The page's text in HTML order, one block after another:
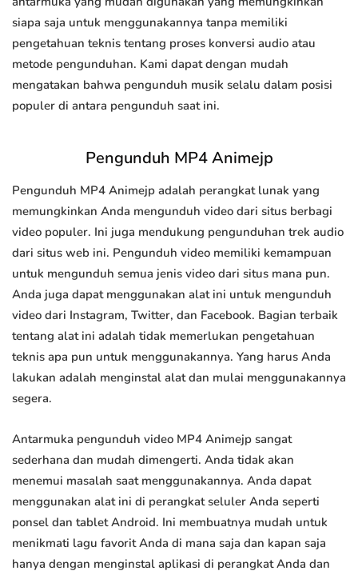
siapa saja untuk menggunakannya tanpa memiliki
pengetahuan teknis tentang proses konversi audio atau
metode pengunduhan. Kami dapat dengan mudah
mengatakan bahwa pengunduh musik selalu dalam posisi
populer di antara pengunduh saat ini.
Pengunduh MP4 Animejp
Pengunduh MP4 Animejp adalah perangkat lunak yang
memungkinkan Anda mengunduh video dari situs berbagi
video populer. Ini juga mendukung pengunduhan trek audio
dari situs web ini. Pengunduh video memiliki kemampuan
untuk mengunduh semua jenis video dari situs mana pun.
Anda juga dapat menggunakan alat ini untuk mengunduh
video dari Instagram, Twitter, dan Facebook. Bagian terbaik
tentang alat ini adalah tidak memerlukan pengetahuan
teknis apa pun untuk menggunakannya. Yang harus Anda
lakukan adalah menginstal alat dan mulai menggunakannya
segera.
Antarmuka pengunduh video MP4 Animejp sangat
sederhana dan mudah dimengerti. Anda tidak akan
menemui masalah saat menggunakannya. Anda dapat
menggunakan alat ini di perangkat seluler Anda seperti
ponsel dan tablet Android. Ini membuatnya mudah untuk
menikmati lagu favorit Anda di mana saja dan kapan saja
hanya dengan menginstal aplikasi di perangkat Anda dan